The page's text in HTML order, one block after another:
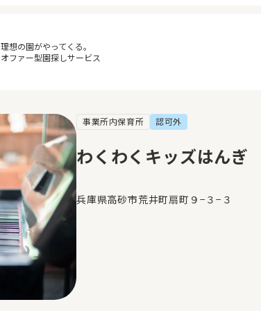
理想の園がやってくる。
オファー型園探しサービス
マイページ
閲覧履歴
お気に入り
事業所内保育所 認可外
わくわくキッズはんぎ
兵庫県高砂市荒井町扇町９−３−３